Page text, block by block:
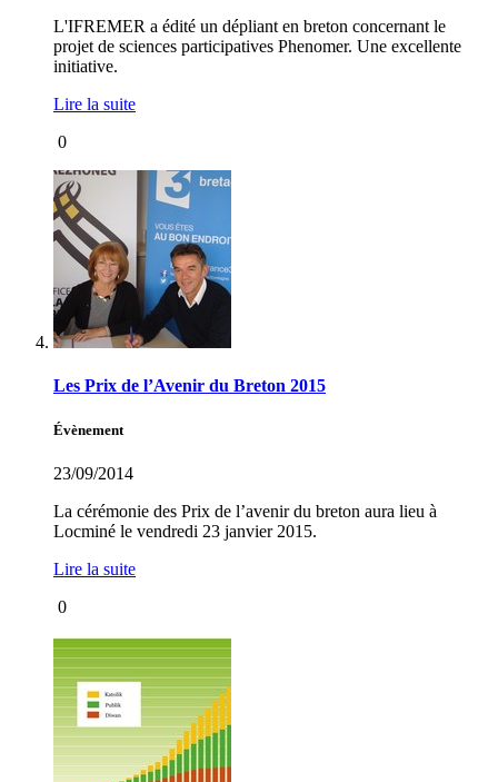
L'IFREMER a édité un dépliant en breton concernant le
projet de sciences participatives Phenomer. Une excellente
initiative.
Lire la suite
0
Les Prix de l’Avenir du Breton 2015
Évènement
23/09/2014
La cérémonie des Prix de l’avenir du breton aura lieu à
Locminé le vendredi 23 janvier 2015.
Lire la suite
0